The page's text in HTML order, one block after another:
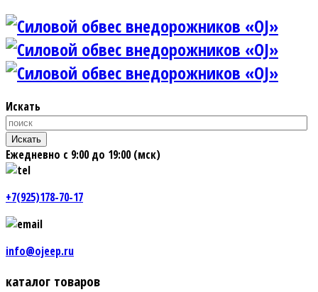
Искать
Искать
Ежедневно с 9:00 до 19:00 (мск)
+7(925)178-70-17
info@ojeep.ru
каталог товаров